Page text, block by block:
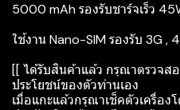
5000 mAh รองรับชาร์จเร็ว
ใช้งาน Nano-SIM รองรับ 3G ,
[[ ได้รับสินค้าแล้ว กรุณาตรวจส
ประโยชน์ของตัวท่านเอง
เมื่อแกะแล้วกรุณาเช็คตัวเครื่อง